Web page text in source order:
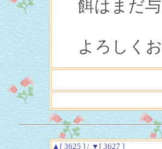
餌はまだ
よろしく
▲[ 3625 ]/ ▼[ 3627 ]